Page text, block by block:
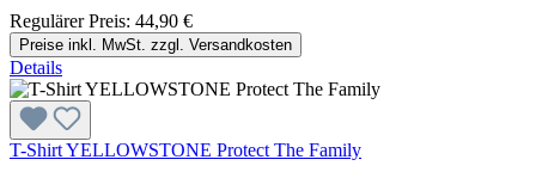
Regulärer Preis: 44,90 €
Preise inkl. MwSt. zzgl. Versandkosten
Details
T-Shirt YELLOWSTONE Protect The Family